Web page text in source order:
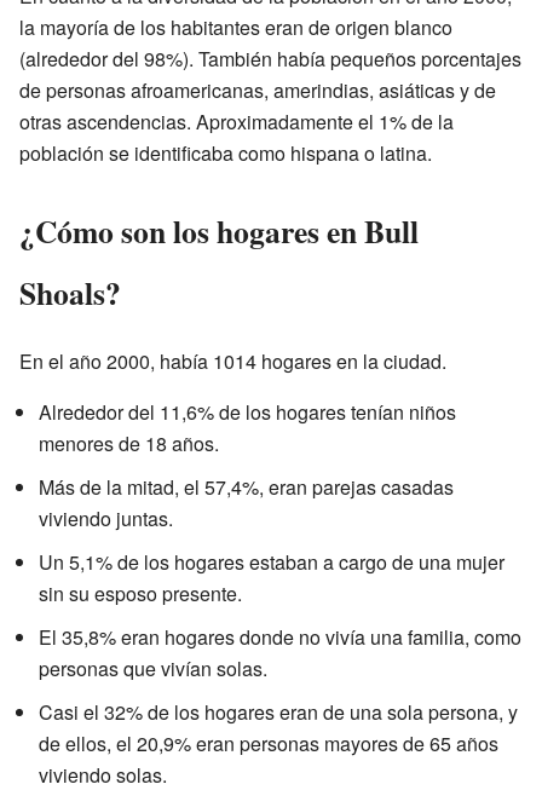
la mayoría de los habitantes eran de origen blanco
(alrededor del 98%). También había pequeños porcentajes
de personas afroamericanas, amerindias, asiáticas y de
otras ascendencias. Aproximadamente el 1% de la
población se identificaba como hispana o latina.
¿Cómo son los hogares en Bull
Shoals?
En el año 2000, había 1014 hogares en la ciudad.
Alrededor del 11,6% de los hogares tenían niños
menores de 18 años.
Más de la mitad, el 57,4%, eran parejas casadas
viviendo juntas.
Un 5,1% de los hogares estaban a cargo de una mujer
sin su esposo presente.
El 35,8% eran hogares donde no vivía una familia, como
personas que vivían solas.
Casi el 32% de los hogares eran de una sola persona, y
de ellos, el 20,9% eran personas mayores de 65 años
viviendo solas.